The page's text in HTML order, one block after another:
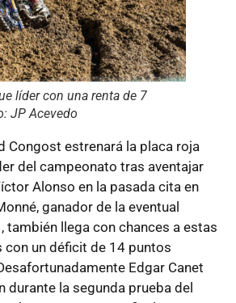
líder con una renta de 7
JP Acevedo
Congost estrenará la placa roja
del campeonato tras aventajar
Alonso en la pasada cita en
ganador de la eventual
también llega con chances a estas
con un déficit de 14 puntos
Edgar Canet
durante la segunda prueba del